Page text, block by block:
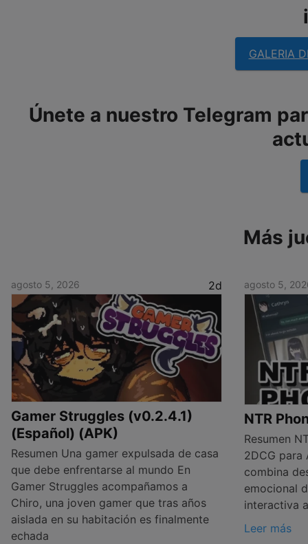
GALERIA
Únete a nuestro Telegram
Más
agosto 5, 2026 2d
Gamer Struggles (v0.2.4.1)
(Español) (APK)
Resumen Una gamer expulsada de casa
que debe enfrentarse al mundo En
Gamer Struggles acompañamos a
Chiro, una joven gamer que tras años
aislada en su habitación es finalmente
echada
agosto 5,
NTR
Resumen
2DCG para
combina
emocional
interactiva
Leer más